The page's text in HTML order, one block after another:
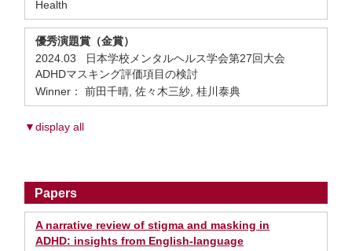
Health
優秀演題賞（金賞）
2024.03 日本学校メンタルヘルス学会第27回大会
ADHDマスキング評価項目の検討
Winner： 前田千晴, 佐々木三紗, 桂川泰典
▼display all
Papers
A narrative review of stigma and masking in
ADHD: insights from English-language